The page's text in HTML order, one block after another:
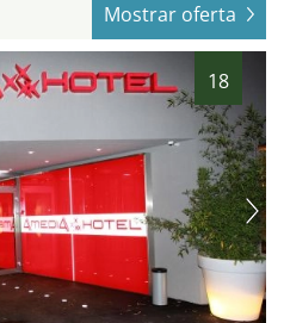
Mostrar oferta
18